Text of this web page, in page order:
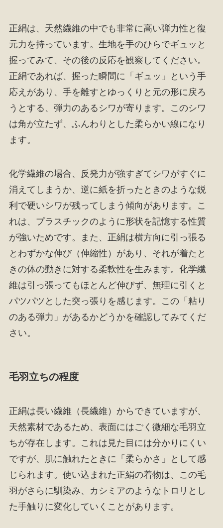
正絹は、天然繊維の中でも非常に高い弾力性と復
元力を持っています。生地を手のひらでギュッと
握ってみて、その後の反応を観察してください。
正絹であれば、握った瞬間に「ギュッ」という手
応えがあり、手を離すとゆっくりと元の形に戻ろ
うとする、弾力のあるシワが寄ります。このシワ
は角が立たず、ふんわりとした柔らかい線になり
ます。
化学繊維の場合、反発力が強すぎてシワがすぐに
消えてしまうか、逆に紙を折ったときのような鋭
利で硬いシワが残ってしまう傾向があります。こ
れは、プラスチックのように形状を記憶する性質
が強いためです。また、正絹は横方向に引っ張る
とわずかな伸び（伸縮性）があり、それが着たと
きの体の動きに対する柔軟性を生みます。化学繊
維は引っ張ってもほとんど伸びず、無理に引くと
パツパツとした突っ張りを感じます。この「粘り
のある弾力」があるかどうかを確認してみてくだ
さい。
毛羽立ちの程度
正絹は長い繊維（長繊維）からできていますが、
天然素材であるため、表面にはごく微細な毛羽立
ちが存在します。これは見た目には分かりにくい
ですが、肌に触れたときに「柔らかさ」として感
じられます。使い込まれた正絹の着物は、この毛
羽がさらに馴染み、カシミアのようなトロリとし
た手触りに変化していくことがあります。